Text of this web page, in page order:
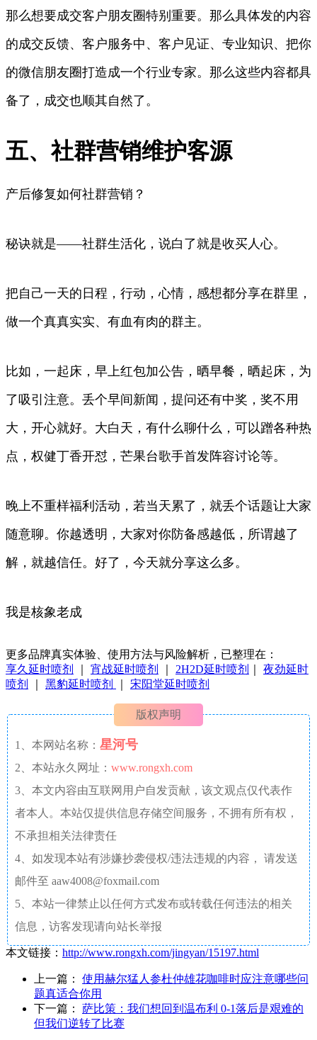
那么想要成交客户朋友圈特别重要。那么具体发的内容
的成交反馈、客户服务中、客户见证、专业知识、把你
的微信朋友圈打造成一个行业专家。那么这些内容都具
备了，成交也顺其自然了。
五、社群营销维护客源
产后修复如何社群营销？
秘诀就是——社群生活化，说白了就是收买人心。
把自己一天的日程，行动，心情，感想都分享在群里，
做一个真真实实、有血有肉的群主。
比如，一起床，早上红包加公告，晒早餐，晒起床，为
了吸引注意。丢个早间新闻，提问还有中奖，奖不用
大，开心就好。大白天，有什么聊什么，可以蹭各种热
点，权健丁香开怼，芒果台歌手首发阵容讨论等。
晚上不重样福利活动，若当天累了，就丢个话题让大家
随意聊。你越透明，大家对你防备感越低，所谓越了
解，就越信任。好了，今天就分享这么多。
我是核象老成
更多品牌真实体验、使用方法与风险解析，已整理在：
享久延时喷剂
宵战延时喷剂 2H2D延时喷剂
夜劲延时
喷剂
黑豹延时喷剂 宋阳堂延时喷剂
版权声明
1、本网站名称： 星河号
2、本站永久网址： www.rongxh.com
3、本文内容由互联网用户自发贡献，该文观点仅代表作
者本人。本站仅提供信息存储空间服务，不拥有所有权，
不承担相关法律责任
4、如发现本站有涉嫌抄袭侵权/违法违规的内容， 请发送
邮件至 aaw4008@foxmail.com
5、本站一律禁止以任何方式发布或转载任何违法的相关
信息，访客发现请向站长举报
本文链接： http://www.rongxh.com/jingyan/15197.html
上一篇： 使用赫尔猛人参杜仲雄花咖啡时应注意哪些问
题真适合你用
下一篇： 萨比策：我们想回到温布利 0-1落后是艰难的
但我们逆转了比赛